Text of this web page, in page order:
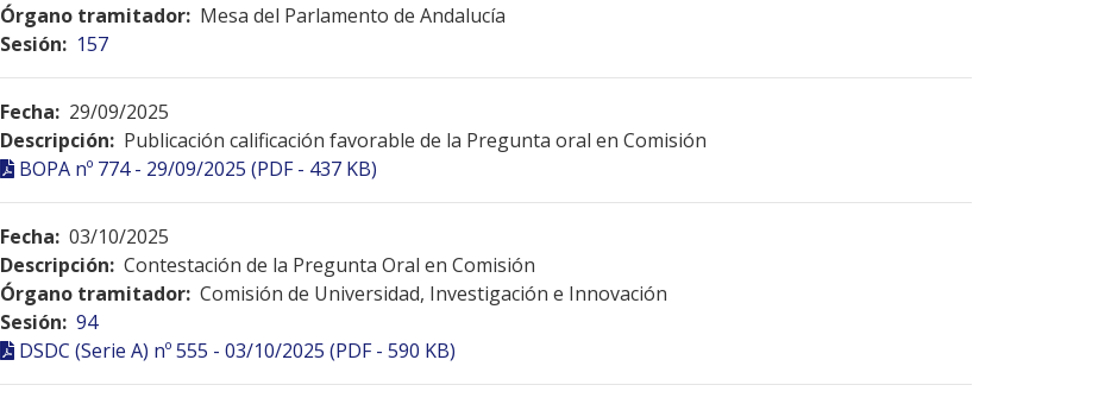
Órgano tramitador: Mesa del Parlamento de Andalucía
Sesión: 157
Fecha: 29/09/2025
Descripción: Publicación calificación favorable de la Pregunta oral en Comisión
BOPA nº 774 - 29/09/2025 (PDF - 437 KB)
Fecha: 03/10/2025
Descripción: Contestación de la Pregunta Oral en Comisión
Órgano tramitador: Comisión de Universidad, Investigación e Innovación
Sesión: 94
DSDC (Serie A) nº 555 - 03/10/2025 (PDF - 590 KB)